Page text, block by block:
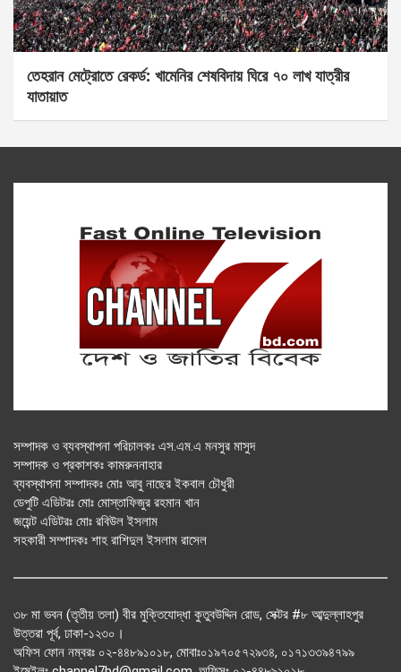
তেহরান মেট্রোতে রেকর্ড: খামেনির শেষবিদায় ঘিরে ৭০ লাখ যাত্রীর
যাতায়াত
সম্পাদক ও ব্যবস্থাপনা পরিচালকঃ এস.এম.এ মনসুর মাসুদ
সম্পাদক ও প্রকাশকঃ কামরুননাহার
ব্যবস্থাপনা সম্পাদকঃ মোঃ আবু নাছের ইকবাল চৌধুরী
ডেপুটি এডিটরঃ মোঃ মোস্তাফিজুর রহমান খান
জয়েন্ট এডিটরঃ মোঃ রবিউল ইসলাম
সহকারী সম্পাদকঃ শাহ রাশিদুল ইসলাম রাসেল
৩৮ মা ভবন (তৃতীয় তলা) বীর মুক্তিযোদ্ধা কুতুবউদ্দিন রোড, সেক্টর #৮ আব্দুল্লাহপুর
উত্তরা পূর্ব, ঢাকা-১২৩০।
অফিস ফোন নম্বরঃ ০২-৪৪৮৯১০১৮, মোবাঃ০১৯৭০৫৭২৯৩৪, ০১৭১৩৩৯৪৭৯৯